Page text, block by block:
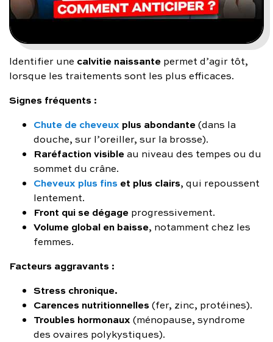
Identifier une calvitie naissante permet d’agir tôt,
lorsque les traitements sont les plus efficaces.
Signes fréquents :
Chute de cheveux plus abondante(dans la
douche, sur l’oreiller, sur la brosse).
Raréfaction visibleau niveau des tempes ou du
sommet du crâne.
Cheveux plus fins et plus clairs, qui repoussent
lentement.
Front qui se dégage progressivement.
Volume global en baisse, notamment chez les
femmes.
Facteurs aggravants :
Stress chronique.
Carences nutritionnelles(fer, zinc, protéines).
Troubles hormonaux (ménopause, syndrome
des ovaires polykystiques).